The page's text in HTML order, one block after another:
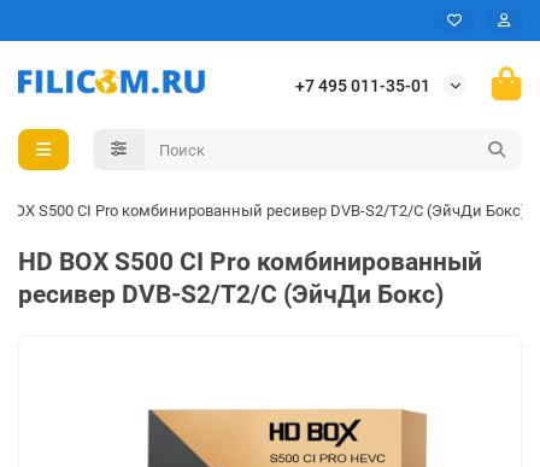
+7 495 011-35-01
BOX S500 CI Pro комбинированный ресивер DVB-S2/T2/C (ЭйчДи Бокс)
HD BOX S500 CI Pro комбинированный
ресивер DVB-S2/T2/C (ЭйчДи Бокс)